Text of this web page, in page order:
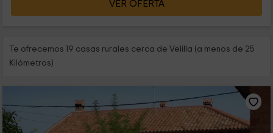
VER OFERTA
Te ofrecemos 19 casas rurales cerca de Velilla (a menos de 25
Kilómetros)